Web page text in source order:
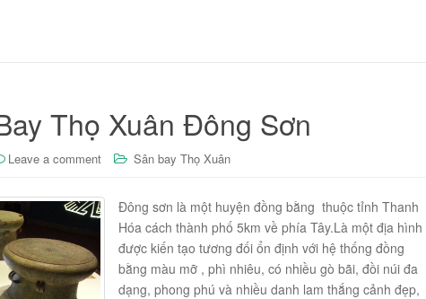
Thọ Xuân Đông Sơn
Leave a comment Sân bay Thọ Xuân
Đông sơn là một huyện đồng bằng thuộc tỉnh Thanh
Hóa cách thành phố 5km về phía Tây.Là một địa hình
được kiến tạo tương đối ổn định với hệ thống đồng
bằng màu mỡ , phì nhiêu, có nhiều gò bãi, đồi núi đa
dạng, phong phú và nhiều danh lam thắng cảnh đẹp,